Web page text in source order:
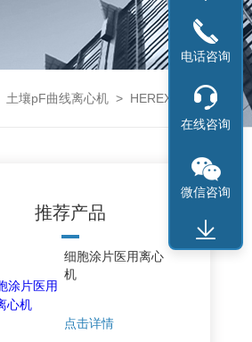
土壤pF曲线离心机 > HEREXI医用土壤pF曲线离心机
推荐产品
细胞涂片医用离心
机
点击详情
电话咨询
在线咨询
微信咨询